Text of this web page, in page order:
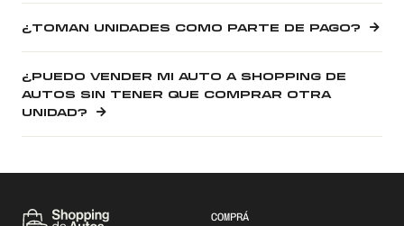
¿TOMAN UNIDADES COMO PARTE DE PAGO?
¿PUEDO VENDER MI AUTO A SHOPPING DE
AUTOS SIN TENER QUE COMPRAR OTRA
UNIDAD?
COMPRÁ